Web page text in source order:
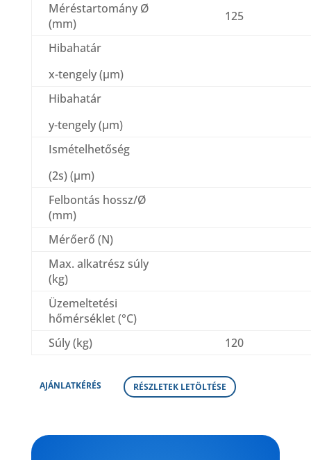
Méréstartomány Ø
(mm)
125
Hibahatár
x-tengely (μm)
Hibahatár
y-tengely (μm)
Ismételhetőség
(2s) (μm)
Felbontás hossz/Ø
(mm)
Mérőerő (N)
Max. alkatrész súly
(kg)
Üzemeltetési
hőmérséklet (°C)
Súly (kg)
120
AJÁNLATKÉRÉS RÉSZLETEK LETÖLTÉSE